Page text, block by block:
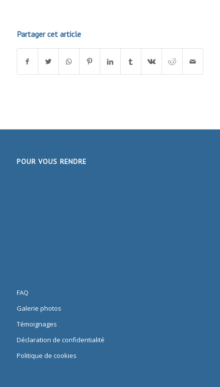
Partager cet article
POUR VOUS RENDRE
FAQ
Galerie photos
Témoignages
Déclaration de confidentialité
Politique de cookies